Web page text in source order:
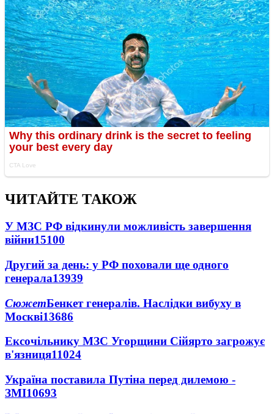
ЧИТАЙТЕ ТАКОЖ
У МЗС РФ відкинули можливість завершення
війни15100
Другий за день: у РФ поховали ще одного
генерала13939
СюжетБенкет генералів. Наслідки вибуху в
Москві13686
Ексочільнику МЗС Угорщини Сійярто загрожує
в'язниця11024
Україна поставила Путіна перед дилемою -
ЗМІ10693